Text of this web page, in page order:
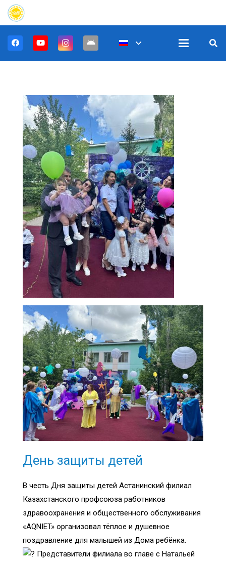
День защиты детей
В честь Дня защиты детей Астанинский филиал
Казахстанского профсоюза работников
здравоохранения и общественного обслуживания
«AQNIET» организовал тёплое и душевное
поздравление для малышей из Дома ребёнка.
Представители филиала во главе с Натальей